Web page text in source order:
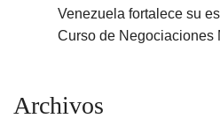
Venezuela fortalece su
Curso de Negociaciones
Archivos